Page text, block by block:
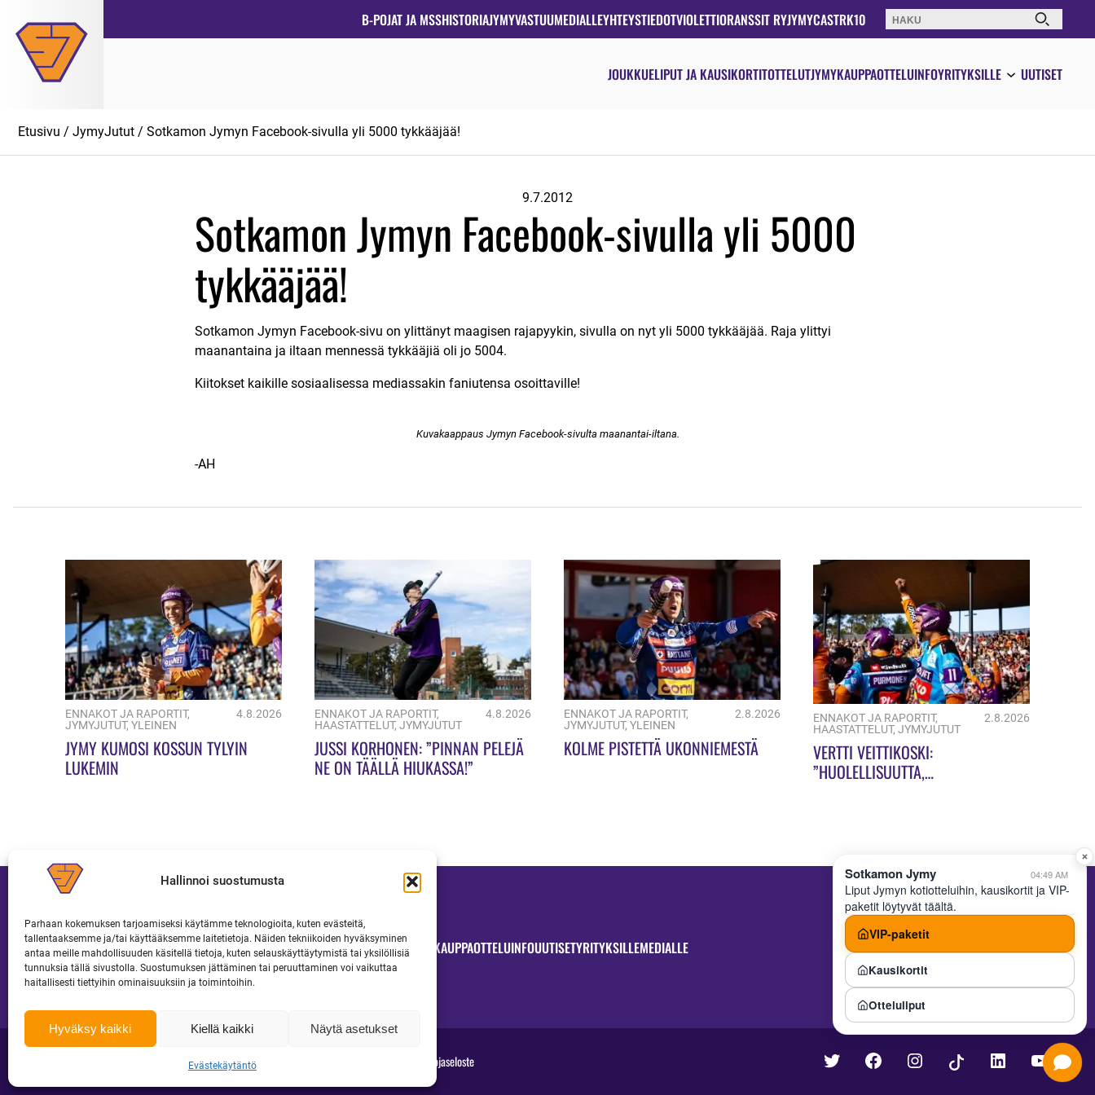
Hallinnoi suostumusta
Parhaan kokemuksen tarjoamiseksi käytämme teknologioita, kuten evästeitä,
tallentaaksemme ja/tai käyttääksemme laitetietoja. Näiden tekniikoiden hyväksyminen
antaa meille mahdollisuuden käsitellä tietoja, kuten selauskäyttäytymistä tai yksilöllisiä
tunnuksia tällä sivustolla. Suostumuksen jättäminen tai peruuttaminen voi vaikuttaa
haitallisesti tiettyihin ominaisuuksiin ja toimintoihin.
Hyväksy kaikki Kiellä kaikki Näytä asetukset
Evästekäytäntö
suoraan
sisältöön
B-POJAT JA MSSHISTORIAJYMYVASTUUMEDIALLEYHTEYSTIEDOTVIOLETTIORANSSIT RYJYMYCASTRK10 Haku:
JOUKKUELIPUT JA KAUSIKORTITOTTELUTJYMYKAUPPAOTTELUINFOYRITYKSILLE UUTISET
Etusivu / JymyJutut / Sotkamon Jymyn Facebook-sivulla yli 5000 tykkääjää!
9.7.2012
Sotkamon Jymyn Facebook-sivulla yli 5000
tykkääjää!
Sotkamon Jymyn Facebook-sivu on ylittänyt maagisen rajapyykin, sivulla on nyt yli 5000 tykkääjää. Raja ylittyi
maanantaina ja iltaan mennessä tykkääjiä oli jo 5004.
Kiitokset kaikille sosiaalisessa mediassakin faniutensa osoittaville!
Kuvakaappaus Jymyn Facebook-sivulta maanantai-iltana.
-AH
ENNAKOT JA RAPORTIT,
JYMYJUTUT, YLEINEN
4.8.2026
JYMY KUMOSI KOSSUN TYLYIN
LUKEMIN
ENNAKOT JA RAPORTIT,
HAASTATTELUT, JYMYJUTUT
4.8.2026
JUSSI KORHONEN: ”PINNAN PELEJÄ
NE ON TÄÄLLÄ HIUKASSA!”
ENNAKOT JA RAPORTIT,
JYMYJUTUT, YLEINEN
2.8.2026
KOLME PISTETTÄ UKONNIEMESTÄ
ENNAKOT JA RAPORTIT,
HAASTATTELUT, JYMYJUTUT
2.8.2026
VERTTI VEITTIKOSKI:
”HUOLELLISUUTTA,
JOUKKUELIPUT JA KAUSIKORTITOTTELUTJYMYKAUPPAOTTELUINFOUUTISETYRITYKSILLEMEDIALLE
Copyright 2026 Superjymy Oy | Linturinteenkatu 1, 88610 Vuokatti | Tietosuojaseloste